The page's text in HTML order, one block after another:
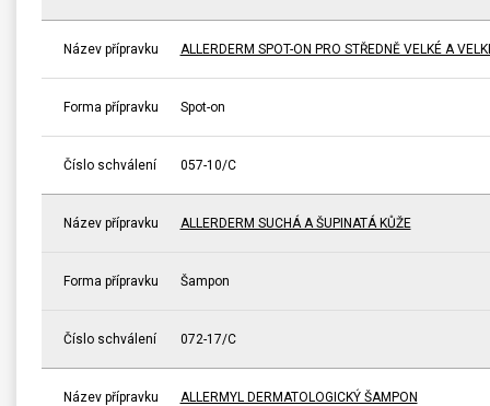
Název přípravku ALLERDERM SPOT-ON PRO STŘEDNĚ VELKÉ A
Forma přípravku Spot-on
Číslo schválení 057-10/C
Název přípravku ALLERDERM SUCHÁ A ŠUPINATÁ KŮŽE
Forma přípravku Šampon
Číslo schválení 072-17/C
Název přípravku ALLERMYL DERMATOLOGICKÝ ŠAMPON